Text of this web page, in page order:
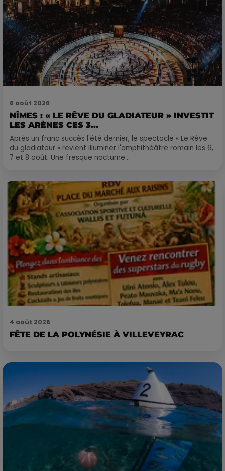
6 août 2026
NÎMES : « LE RÊVE DU GLADIATEUR » INVESTIT
LES ARÈNES CES 3...
Après un franc succès l'été dernier, le spectacle « Le Rêve
du gladiateur » revient illuminer l'amphithéâtre romain les 6,
7 et 8 août. Une fresque nocturne...
4 août 2026
FÊTE DE LA POLYNÉSIE À VILLEVEYRAC